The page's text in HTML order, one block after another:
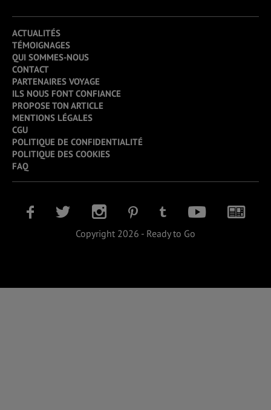
ACTUALITÉS
TÉMOIGNAGES
QUI SOMMES-NOUS
CONTACT
PARTENAIRES VOYAGE
ILS NOUS FONT CONFIANCE
PROPOSE TON ARTICLE
MENTIONS LÉGALES
CGU
POLITIQUE DE CONFIDENTIALITÉ
POLITIQUE DES COOKIES
FAQ
Copyright 2026 - Ready to Go